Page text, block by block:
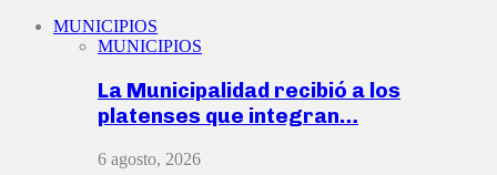
MUNICIPIOS
MUNICIPIOS
La Municipalidad recibió a los
platenses que integran…
6 agosto, 2026